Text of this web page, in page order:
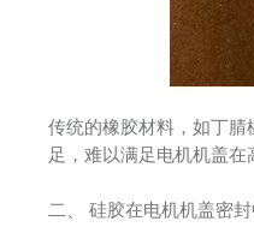
传统的橡胶材料，如丁
足，难以满足电机机盖在
二、 硅胶在电机机盖密